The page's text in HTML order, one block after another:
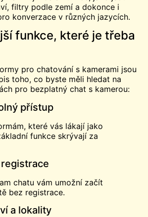
filtry podle zemí a dokonce i
konverzace v různých jazycích.
funkce, které je třeba
pro chatování s kamerami jsou
toho, co byste měli hledat na
pro bezplatný chat s kamerou:
přístup
které vás lákají jako
funkce skrývají za
chatu vám umožní začít
bez registrace.
a lokality